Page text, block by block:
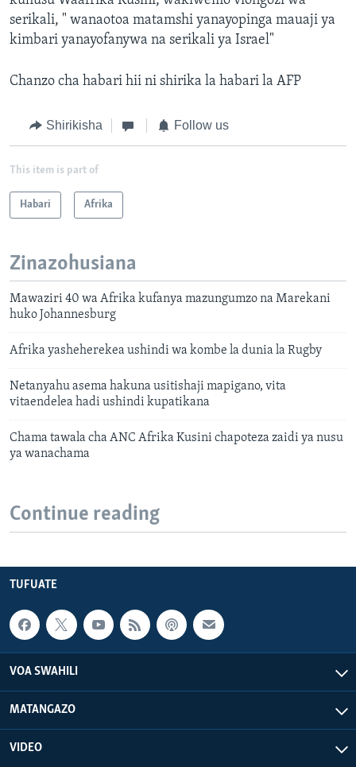
serikali, " wanaotoa matamshi yanayopinga mauaji ya
kimbari yanayofanywa na serikali ya Israel"
Chanzo cha habari hii ni shirika la habari la AFP
Shirikisha Follow us
This item is part of
Habari Afrika
Zinazohusiana
Mawaziri 40 wa Afrika kufanya mazungumzo na Marekani
huko Johannesburg
Afrika yasheherekea ushindi wa kombe la dunia la Rugby
Netanyahu asema hakuna usitishaji mapigano, vita
vitaendelea hadi ushindi kupatikana
Chama tawala cha ANC Afrika Kusini chapoteza zaidi ya nusu
ya wanachama
Continue reading
TUFUATE
VOA SWAHILI
MATANGAZO
VIDEO